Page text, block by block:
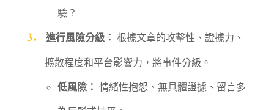
驗？
進行風險分級： 根據文章的攻擊性、證據力、
擴散程度和平台影響力，將事件分級。
低風險： 情緒性抱怨、無具體證據、留言多